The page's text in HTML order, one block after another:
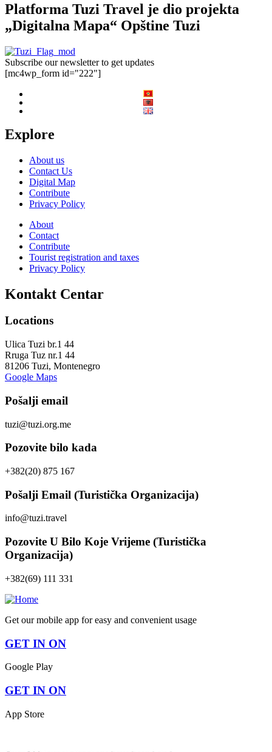
Platforma Tuzi Travel je dio projekta
„Digitalna Mapa“ Opštine Tuzi
Subscribe our newsletter to get updates
[mc4wp_form id="222"]
Explore
About us
Contact Us
Digital Map
Contribute
Privacy Policy
About
Contact
Contribute
Tourist registration and taxes
Privacy Policy
Kontakt Centar
Locations
Ulica Tuzi br.1 44
Rruga Tuz nr.1 44
81206 Tuzi, Montenegro
Google Maps
Pošalji email
tuzi@tuzi.org.me
Pozovite bilo kada
+382(20) 875 167
Pošalji Email (Turistička Organizacija)
info@tuzi.travel
Pozovite U Bilo Koje Vrijeme (Turistička
Organizacija)
+382(69) 111 331
Get our mobile app for easy and convenient usage
GET IN ON
Google Play
GET IN ON
App Store